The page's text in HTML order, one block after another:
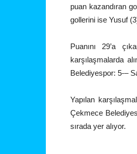
puan kazandıran
gollerini ise Yusuf
Puanını 29’a
karşılaşmalarda
Belediyespor: 5-–
Yapılan
Çekmece
sırada yer alıyor.